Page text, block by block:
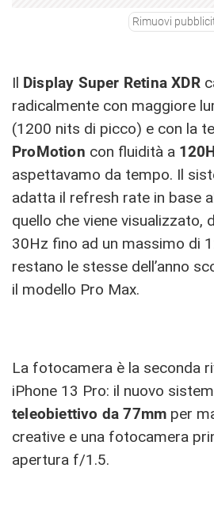
Rimuovi
Il Display Super Retina XDR
radicalmente con maggiore
(1200 nits di picco) e con la
ProMotion con fluidità a
aspettavamo da tempo. Il
adatta il refresh rate in base
quello che viene visualizzato,
30Hz fino ad un massimo di
restano le stesse dell’anno
il modello Pro Max.
La fotocamera è la seconda
iPhone 13 Pro: il nuovo
teleobiettivo da 77mm per
creative e una fotocamera
apertura f/1.5.